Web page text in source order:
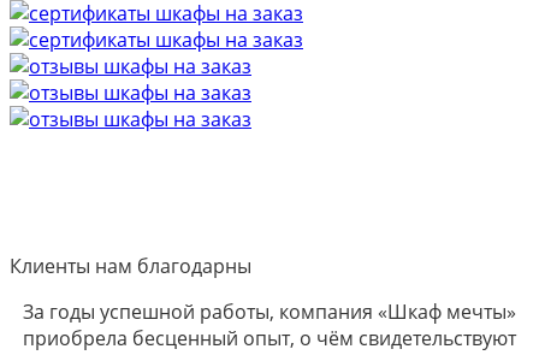
Клиенты нам благодарны
За годы успешной работы, компания «Шкаф мечты»
приобрела бесценный опыт, о чём свидетельствуют